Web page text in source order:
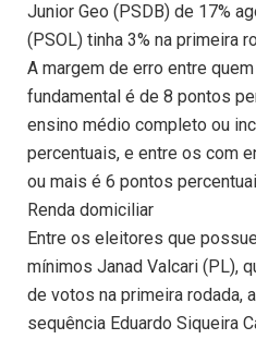
Junior Geo (PSDB) de 17%
(PSOL) tinha 3% na primeira
A margem de erro entre
fundamental é de 8 pontos
ensino médio completo ou
percentuais, e entre os com
ou mais é 6 pontos
Renda domiciliar
Entre os eleitores que
mínimos Janad Valcari (PL),
de votos na primeira rodada,
sequência Eduardo Siqueira